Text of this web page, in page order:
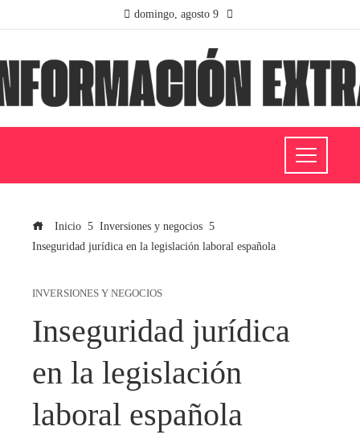
domingo, agosto 9
Inicio
Inversiones y negocios
Inseguridad jurídica en la legislación laboral española
INVERSIONES Y NEGOCIOS
Inseguridad jurídica
en la legislación
laboral española